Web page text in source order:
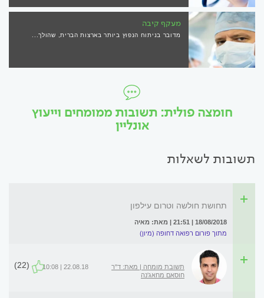
מעקף קיבה
מדובר בניתוח הנפוץ ביותר בארצות הברית, שהולך...
חומצה פולית: תשובות ממומחים וייעוץ
אונליין
תשובות לשאלות
תחושת חולשה וטרום עילפון
18/08/2018 | 21:51 | מאת: מאיה
מתוך פורום רפואה דחופה (מיון)
תשובת מומחה | מאת: ד"ר
חוסאם מחאג'נה
22.08.18 | 10:08
(22)